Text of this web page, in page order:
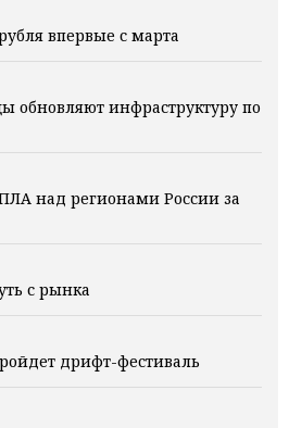
впервые с марта
обновляют инфраструктуру по
над регионами России за
с рынка
дрифт-фестиваль